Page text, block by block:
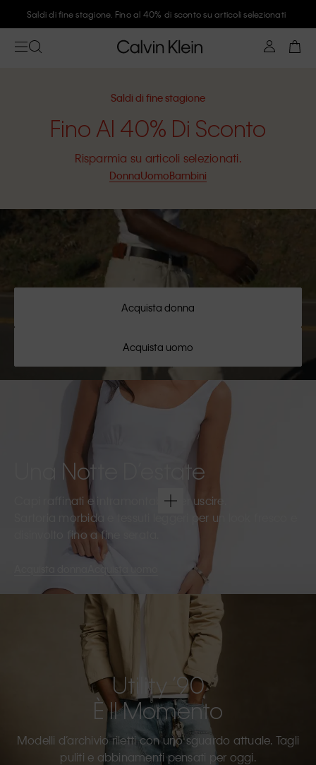
Unisciti a Calvin Klein e ottieni il 10% di sconto
Saldi di fine stagione
Fino Al 40% Di Sconto
Risparmia su articoli selezionati.
DonnaUomoBambini
Acquista donna
Acquista uomo
Una Notte D’estate
Capi raffinati e intramontabili per uscire.
Sartoria morbida e tessuti leggeri per un look fresco e
disinvolto fino a fine serata.
Acquista uomo
Utility ’90
È Il Momento
Modelli d’archivio riletti con uno sguardo attuale. Tagli
puliti e abbinamenti pensati per oggi.